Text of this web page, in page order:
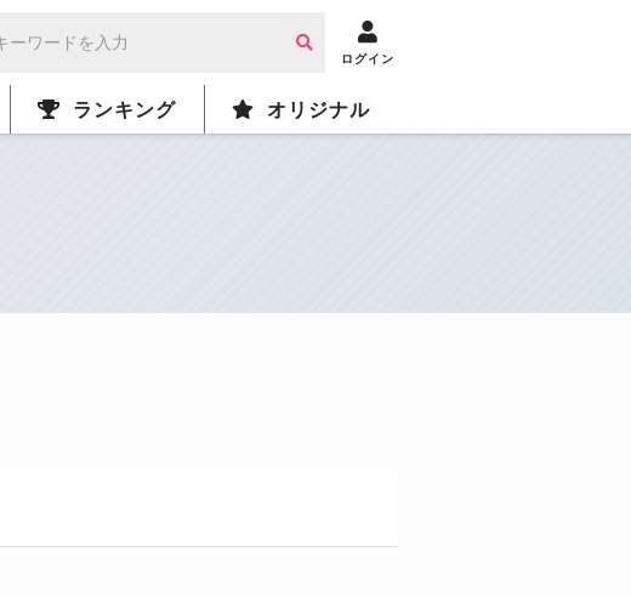
ログイン
ランキング オリジナル